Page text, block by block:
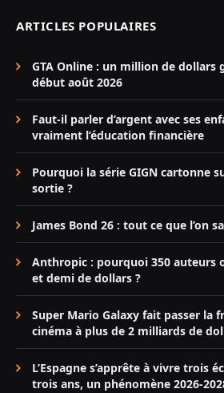
ARTICLES POPULAIRES
GTA Online : un million de dollars
début août 2026
Faut-il parler d’argent avec ses
vraiment l’éducation financière
Pourquoi la série GIGN cartonne
sortie ?
James Bond 26 : tout ce que l’on
Anthropic : pourquoi 350 auteurs
et demi de dollars ?
Super Mario Galaxy fait passer la
cinéma à plus de 2 milliards de
L’Espagne s’apprête à vivre trois
trois ans, un phénomène 2026-